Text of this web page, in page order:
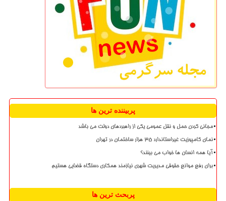
پربیننده ترین ها
مجانی کردن حمل و نقل عمومی یکی از راهبردهای دولت می باشد
نمای کامپوزیت غیراستاندارد ۳۵ هزار ساختمان در تهران
آیا همه انسان ها خواب می بینند؟
برای رفع موانع حقوقی مدیریت شهری نیازمند همکاری دستگاه قضایی هستیم
پربحث ترین ها